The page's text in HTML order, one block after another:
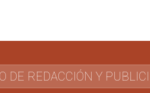
DE REDACCIÓN Y